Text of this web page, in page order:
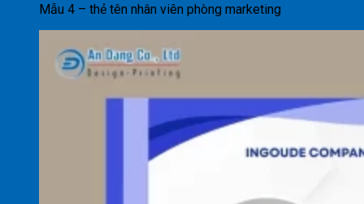
Mẫu 4 – thẻ tên nhân viên phòng marketing